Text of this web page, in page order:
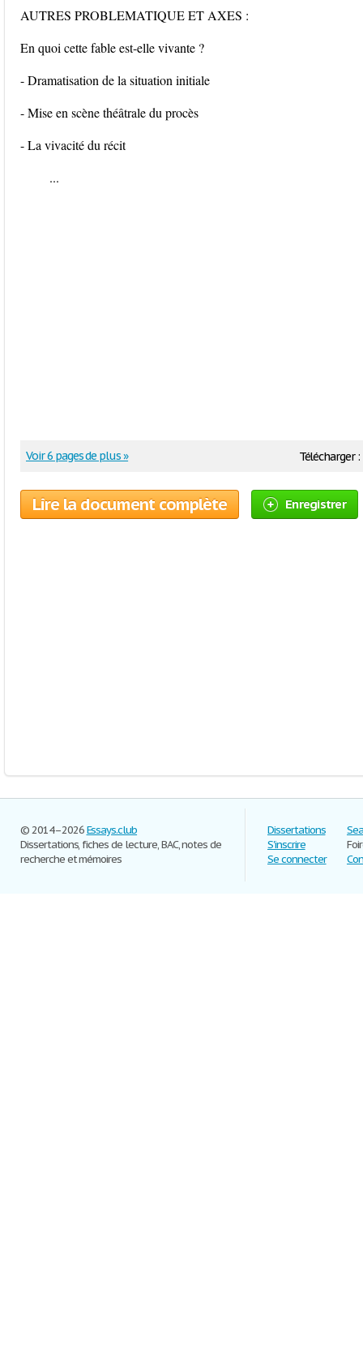
AUTRES PROBLEMATIQUE ET AXES :
En quoi cette fable est-elle vivante ?
- Dramatisation de la situation initiale
- Mise en scène théâtrale du procès
- La vivacité du récit
...
Télécharger :
Voir 6 pages de plus »
Lire la document complète Enregistrer
© 2014–2026Essays.club
Dissertations, fiches de lecture, BAC, notes de
recherche et mémoires
Dissertations
S'inscrire
Se connecter